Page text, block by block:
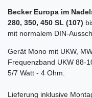
Becker Europa im
280, 350, 450 SL (107)
mit normalem DIN-
Gerät Mono mit UKW,
Frequenzband UKW 88-
5/7 Watt - 4 Ohm.
Lieferung inklusive